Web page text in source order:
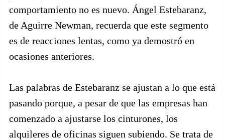
comportamiento no es nuevo. Ángel Estebaranz,
de Aguirre Newman, recuerda que este segmento
es de reacciones lentas, como ya demostró en
ocasiones anteriores.
Las palabras de Estebaranz se ajustan a lo que está
pasando porque, a pesar de que las empresas han
comenzado a ajustarse los cinturones, los
alquileres de oficinas siguen subiendo. Se trata de